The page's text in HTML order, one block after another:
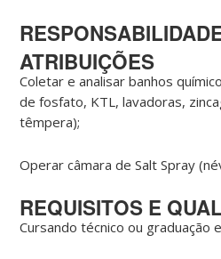
ATRIBUIÇÕES
Coletar e analisar banhos
de fosfato, KTL, lavadoras,
têmpera);
Operar câmara de Salt Spray
REQUISITOS E
Cursando técnico ou graduação